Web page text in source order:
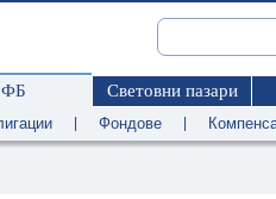
Световни пазари
Фондове